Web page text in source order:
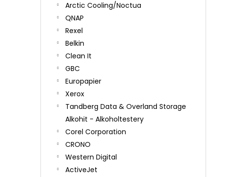
Arctic Cooling/Noctua
QNAP
Rexel
Belkin
Clean It
GBC
Europapier
Xerox
Tandberg Data & Overland Storage
Alkohit - Alkoholtestery
Corel Corporation
CRONO
Western Digital
ActiveJet